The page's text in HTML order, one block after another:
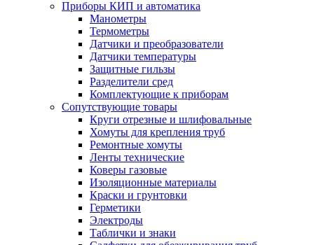
Приборы КИП и автоматика
Манометры
Термометры
Датчики и преобразователи
Датчики температуры
Защитные гильзы
Разделители сред
Комплектующие к приборам
Сопутствующие товары
Круги отрезные и шлифовальные
Хомуты для крепления труб
Ремонтные хомуты
Ленты технические
Коверы газовые
Изоляционные материалы
Краски и грунтовки
Герметики
Электроды
Таблички и знаки